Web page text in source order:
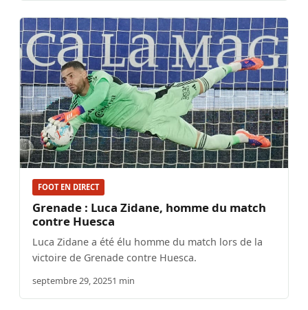
FOOT EN DIRECT
Grenade : Luca Zidane, homme du match
contre Huesca
Luca Zidane a été élu homme du match lors de la
victoire de Grenade contre Huesca.
septembre 29, 20251 min